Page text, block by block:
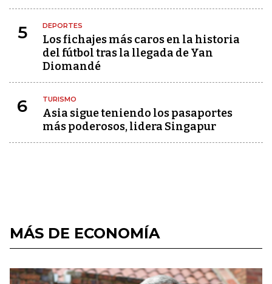
5 DEPORTES
Los fichajes más caros en la historia
del fútbol tras la llegada de Yan
Diomandé
6 TURISMO
Asia sigue teniendo los pasaportes
más poderosos, lidera Singapur
MÁS DE ECONOMÍA